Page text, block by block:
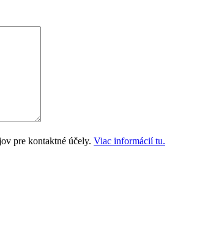
pre kontaktné účely. Viac informácií tu.